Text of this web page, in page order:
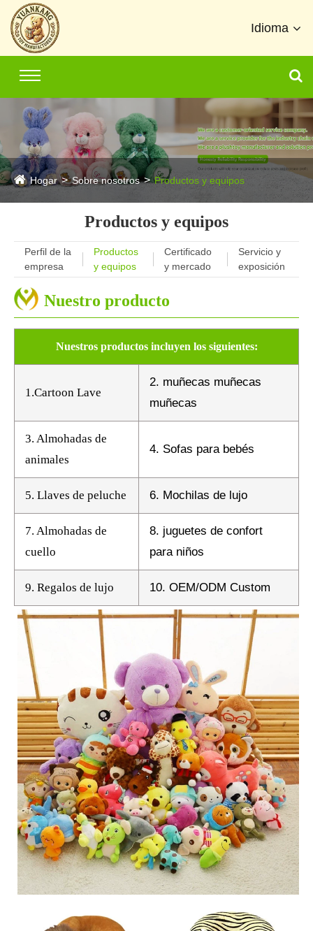
Idioma
Hogar Sobre nosotros Productos y equipos
Productos y equipos
Perfil de la
empresa
Productos
y equipos
Certificado
y mercado
Servicio y
exposición
Nuestro producto
Nuestros productos incluyen los siguientes:
1.Cartoon Lave
2. muñecas muñecas
muñecas
3. Almohadas de
animales
4. Sofas para bebés
5. Llaves de peluche 6. Mochilas de lujo
7. Almohadas de
cuello
8. juguetes de confort
para niños
9. Regalos de lujo 10. OEM/ODM Custom